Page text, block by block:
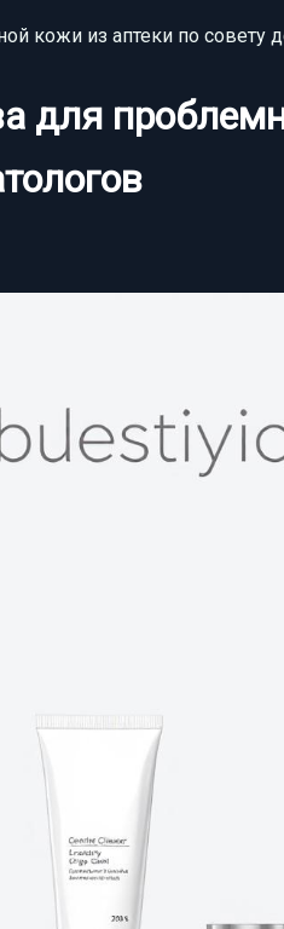
кожи из аптеки по совету
для